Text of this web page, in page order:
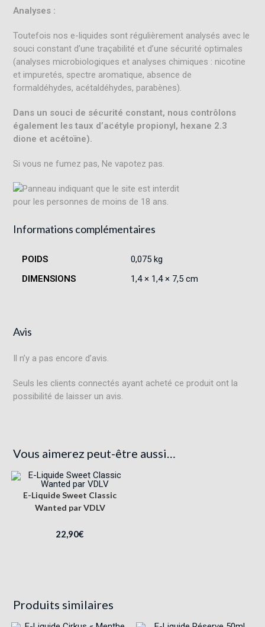
Analyses :
Toutefois nos e-liquides sont régulièrement analysés avec le
souci constant d’une traçabilité et d’une sécurité optimales
(analyses microbiologiques et analyses chimiques : nicotine
et impuretés, spectre aromatique, absence de
formaldéhydes, acétaldéhydes, parabènes).
Dans un souci de sécurité constant, nous contrôlons
également les taux d’acétyle propionyl, hexane 2.3
dione et acétoïne).
Si vous ne fumez pas, Ne vapotez pas.
Informations complémentaires
POIDS
0,075 kg
DIMENSIONS
1,4 × 1,4 × 7,5 cm
Avis
Il n’y a pas encore d’avis.
Seuls les clients connectés ayant acheté ce produit ont la
possibilité de laisser un avis.
Vous aimerez peut-être aussi…
E-Liquide Sweet Classic
Wanted par VDLV
22,90€
Produits similaires